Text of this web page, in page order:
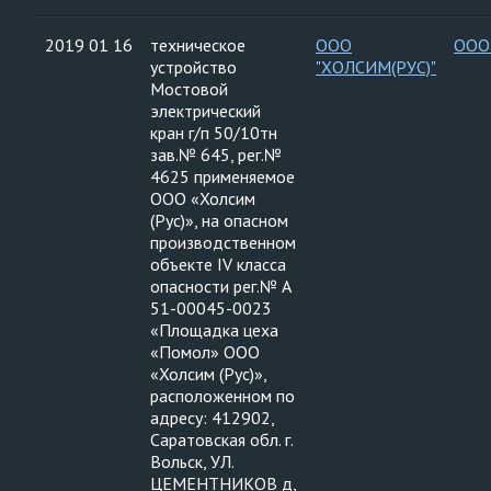
2019 01 16
техническое
устройство
Мостовой
электрический
кран г/п 50/10тн
зав.№ 645, рег.№
4625 применяемое
ООО «Холсим
(Рус)», на опасном
производственном
объекте IV класса
опасности рег.№ А
51-00045-0023
«Площадка цеха
«Помол» ООО
«Холсим (Рус)»,
расположенном по
адресу: 412902,
Саратовская обл. г.
Вольск, УЛ.
ЦЕМЕНТНИКОВ д,
ООО
"ХОЛСИМ(РУС)"
ООО